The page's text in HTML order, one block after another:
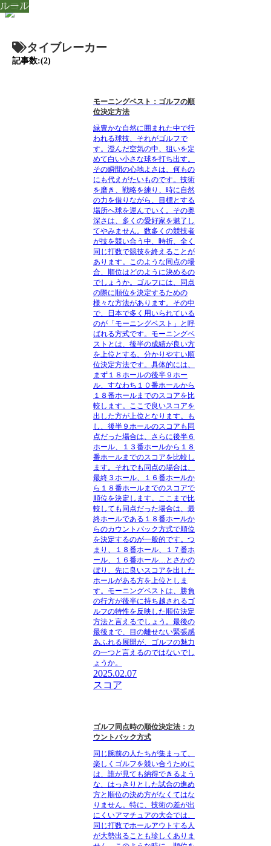
タイブレーカー
記事数:(2)
スコア
モーニングベスト：ゴルフの順
位決定方法
緑豊かな自然に囲まれた中で行
われる球技、それがゴルフで
す。澄んだ空気の中、狙いを定
めて白い小さな球を打ち出す。
その瞬間の心地よさは、何もの
にも代えがたいものです。技術
を磨き、戦略を練り、時に自然
の力を借りながら、目標とする
場所へ球を運んでいく。その奥
深さは、多くの愛好家を魅了し
てやみません。数多くの競技者
が技を競い合う中、時折、全く
同じ打数で競技を終えることが
あります。このような同点の場
合、順位はどのように決めるの
でしょうか。ゴルフには、同点
の際に順位を決定するための
様々な方法があります。その中
で、日本で多く用いられている
のが「モーニングベスト」と呼
ばれる方式です。モーニングベ
ストとは、後半の成績が良い方
を上位とする、分かりやすい順
位決定方法です。具体的には、
まず１８ホールの後半９ホー
ル、すなわち１０番ホールから
１８番ホールまでのスコアを比
較します。ここで良いスコアを
出した方が上位となります。も
し、後半９ホールのスコアも同
点だった場合は、さらに後半６
ホール、１３番ホールから１８
番ホールまでのスコアを比較し
ます。それでも同点の場合は、
最終３ホール、１６番ホールか
ら１８番ホールまでのスコアで
順位を決定します。ここまで比
較しても同点だった場合は、最
終ホールである１８番ホールか
らのカウントバック方式で順位
を決定するのが一般的です。つ
まり、１８番ホール、１７番ホ
ール、１６番ホール…とさかの
ぼり、先に良いスコアを出した
ホールがある方を上位としま
す。モーニングベストは、勝負
の行方が後半に持ち越されるゴ
ルフの特性を反映した順位決定
方法と言えるでしょう。最後の
最後まで、目の離せない緊張感
あふれる展開が、ゴルフの魅力
の一つと言えるのではないでし
ょうか。
2025.02.07
スコア
ルール
ゴルフ同点時の順位決定法：カ
ウントバック方式
同じ腕前の人たちが集まって、
楽しくゴルフを競い合うために
は、誰が見ても納得できるよう
な、はっきりとした試合の進め
方と順位の決め方がなくてはな
りません。特に、技術の差が出
にくいアマチュアの大会では、
同じ打数でホールアウトする人
が大勢出ることも珍しくありま